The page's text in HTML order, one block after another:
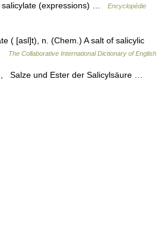
salicylate (expressions) …
Encyclopédie
( [asl]t), n. (Chem.) A salt of salicylic
The Collaborative International Dictionary of English
Salze und Ester der Salicylsäure …